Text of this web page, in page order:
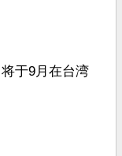
于9月在台湾